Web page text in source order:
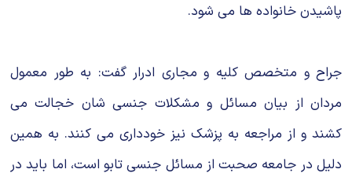
پاشیدن خانواده ها می شود.
جراح و متخصص کلیه و مجاری ادرار گفت: به طور معمول
مردان از بیان مسائل و مشکلات جنسی شان خجالت می
کشند و از مراجعه به پزشک نیز خودداری می کنند. به همین
دلیل در جامعه صحبت از مسائل جنسی تابو است، اما باید در